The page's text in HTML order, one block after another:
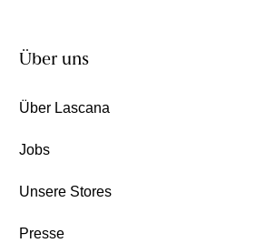
Über uns
Über Lascana
Jobs
Unsere Stores
Presse